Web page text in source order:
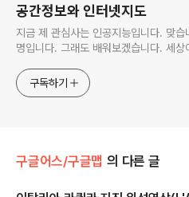
공간정보와 인터넷지도
지금 제 관심사는 인공지능입니다. 맞
명입니다. 그래도 배워보겠습니다. 세상
구독하기
구글어스/구글맵 의 다른 글